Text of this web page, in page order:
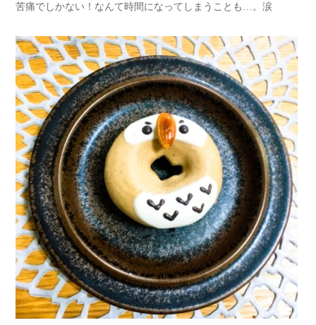
苦痛でしかない！なんて時間になってしまうことも…。涙